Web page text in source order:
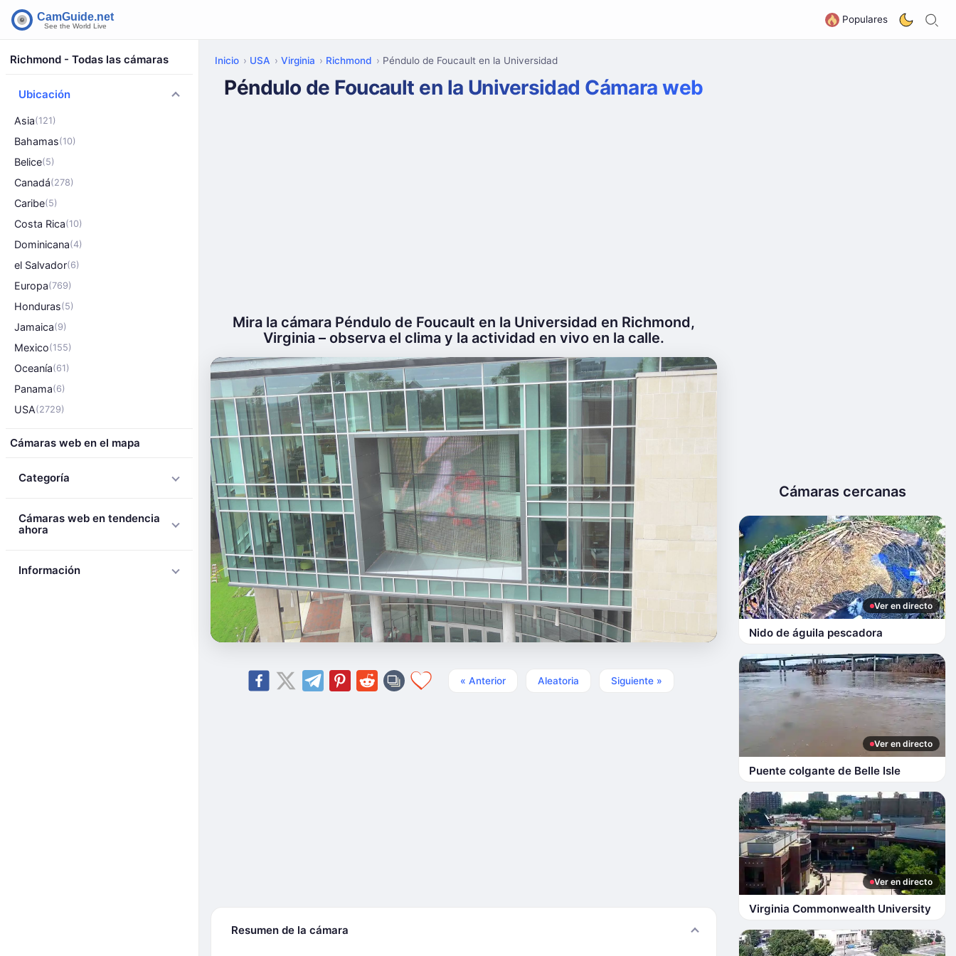
Populares
Richmond - Todas las cámaras
Ubicación
Asia(121)
Bahamas(10)
Belice(5)
Canadá(278)
Caribe(5)
Costa Rica(10)
Dominicana(4)
el Salvador(6)
Europa(769)
Honduras(5)
Jamaica(9)
Mexico(155)
Oceanía(61)
Panama(6)
USA(2729)
Cámaras web en el mapa
Categoría
Cámaras web en tendencia
ahora
Información
Inicio USA Virginia Richmond Péndulo de Foucault en la Universidad
Péndulo de Foucault en la Universidad Cámara web
Mira la cámara Péndulo de Foucault en la Universidad en Richmond,
Virginia – observa el clima y la actividad en vivo en la calle.
« Anterior Aleatoria Siguiente »
Resumen de la cámara
Cámaras cercanas
Ver en directo
Nido de águila pescadora
Ver en directo
Puente colgante de Belle Isle
Ver en directo
Virginia Commonwealth University